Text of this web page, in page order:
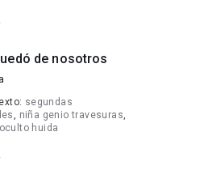
de nosotros
segundas
, niña genio travesuras,
huida